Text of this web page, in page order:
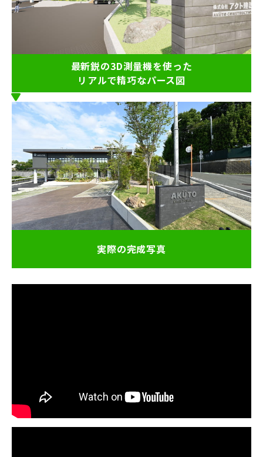
最新鋭の3D測量機を使った
リアルで精巧なパース図
実際の完成写真